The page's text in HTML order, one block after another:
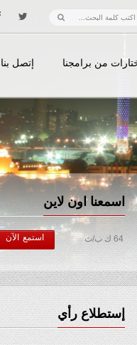
من برامجنا إتصل بنا
اسمعنا اون لاين
64 ك ب/ث استمع الآن
إستطلاع رأي